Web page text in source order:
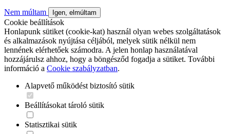
Nem múltam Igen, elmúltam
Cookie beállítások
Honlapunk sütiket (cookie-kat) használ olyan webes szolgáltatások
és alkalmazások nyújtása céljából, melyek sütik nélkül nem
lennének elérhetőek számodra. A jelen honlap használatával
hozzájárulsz ahhoz, hogy a böngésződ fogadja a sütiket. További
információ a Cookie szabályzatban.
Alapvető működést biztosító sütik
Beállításokat tároló sütik
Statisztikai sütik